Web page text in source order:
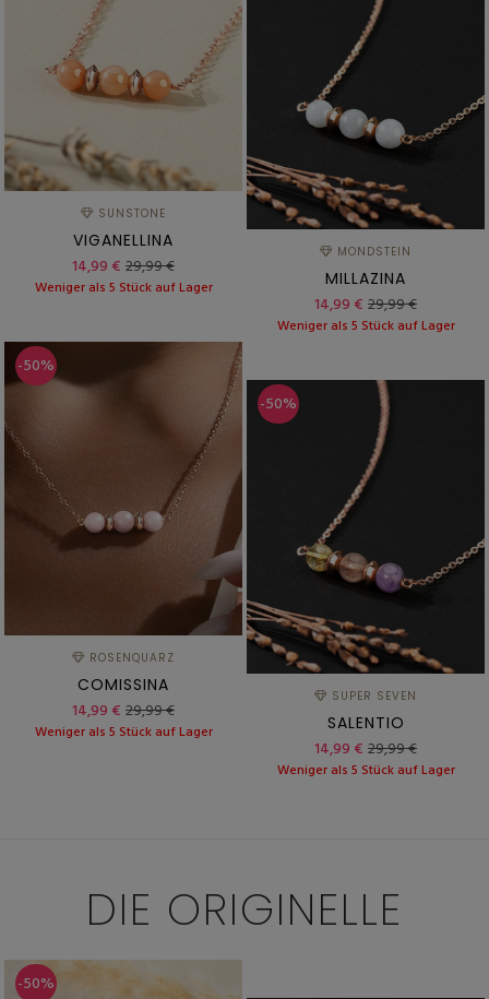
SUNSTONE
VIGANELLINA
14,99 € 29,99 €
Weniger als 5 Stück auf Lager
MONDSTEIN
MILLAZINA
14,99 € 29,99 €
Weniger als 5 Stück auf Lager
-50%
ROSENQUARZ
COMISSINA
14,99 € 29,99 €
Weniger als 5 Stück auf Lager
-50%
SUPER SEVEN
SALENTIO
14,99 € 29,99 €
Weniger als 5 Stück auf Lager
DIE ORIGINELLE
-50%